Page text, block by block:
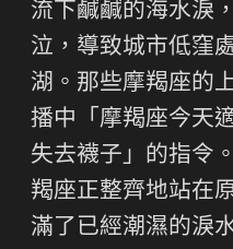
流下鹹鹹的海水淚
泣，導致城市低窪
湖。那些摩羯座的
播中「摩羯座今天
失去襪子」的指令
羯座正整齊地站在
滿了已經潮濕的淚